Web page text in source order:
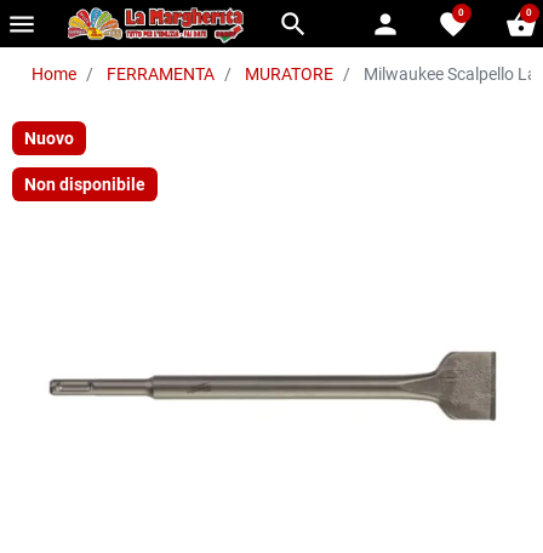
menu search person favorite
0 shopping_basket
0
Home FERRAMENTA MURATORE Milwaukee Scalpello
Nuovo
Non disponibile